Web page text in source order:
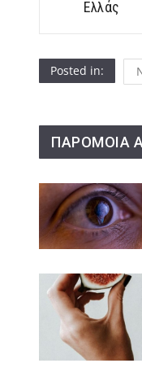
Ελλάς
Posted in:
ΠΑΡΟΜΟΙΑ